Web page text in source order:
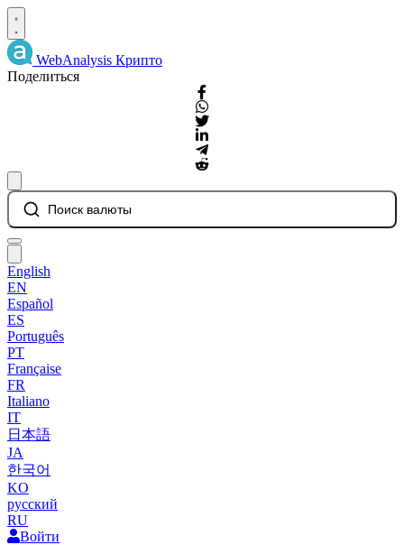
WebAnalysis Крипто
Поделиться
Поиск валюты
English
EN
Español
ES
Português
PT
Française
FR
Italiano
IT
日本語
JA
한국어
KO
русский
RU
Войти